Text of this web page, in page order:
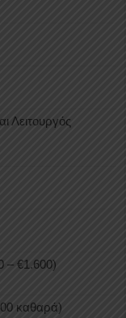
Λειτουργός
– €1.600)
καθαρά)